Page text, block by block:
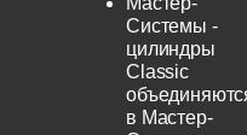
Системы -
цилиндры
Classic
в Мастер-